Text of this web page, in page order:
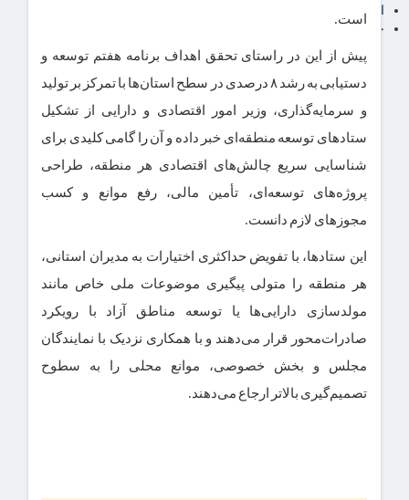
اقتصاد آفرین
خرید انواع دیزل ژنراتور
است.
پیش از این در راستای تحقق اهداف برنامه هفتم توسعه و
دستیابی به رشد ۸ درصدی در سطح استان‌ها با تمرکز بر تولید
و سرمایه‌گذاری، وزیر امور اقتصادی و دارایی از تشکیل
ستادهای توسعه منطقه‌ای خبر داده و آن را گامی کلیدی برای
شناسایی سریع چالش‌های اقتصادی هر منطقه، طراحی
پروژه‌های توسعه‌ای، تأمین مالی، رفع موانع و کسب
مجوزهای لازم دانست.
این ستادها، با تفویض حداکثری اختیارات به مدیران استانی،
هر منطقه را متولی پیگیری موضوعات ملی خاص مانند
مولدسازی دارایی‌ها یا توسعه مناطق آزاد با رویکرد
صادرات‌محور قرار می‌دهند و با همکاری نزدیک با نمایندگان
مجلس و بخش خصوصی، موانع محلی را به سطوح
تصمیم‌گیری بالاتر ارجاع می‌دهند.